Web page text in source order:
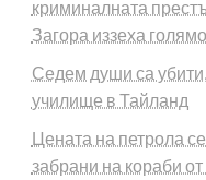
криминалната
Загора иззеха
Седем души са
училище в Тайланд
Цената на петрола
забрани на кораби